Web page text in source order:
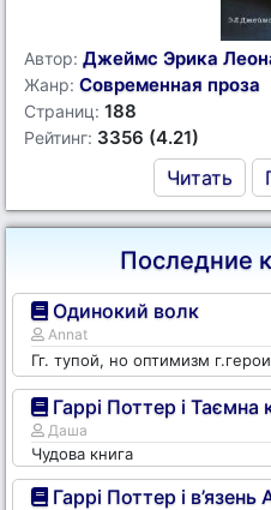
Автор: Джеймс Эрика
Жанр: Современная проза
Страниц: 188
Рейтинг: 3356 (4.21)
Читать
Последние
Одинокий волк
Annat
Гг. тупой, но оптимизм
Гаррі Поттер і Таємна
Даша
Чудова книга
Гаррі Поттер і в’язень